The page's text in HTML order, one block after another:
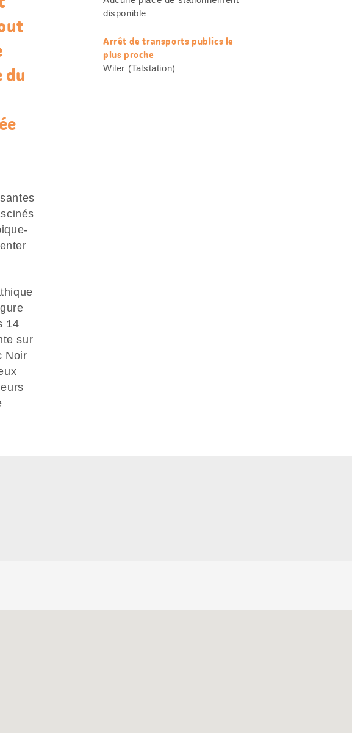
du
14
sur
Noir
disponible
Arrêt de transports publics le
plus proche
Wiler (Talstation)